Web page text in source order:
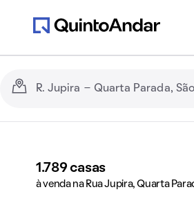
1.789 casas
à venda na Rua Jupira, Quarta